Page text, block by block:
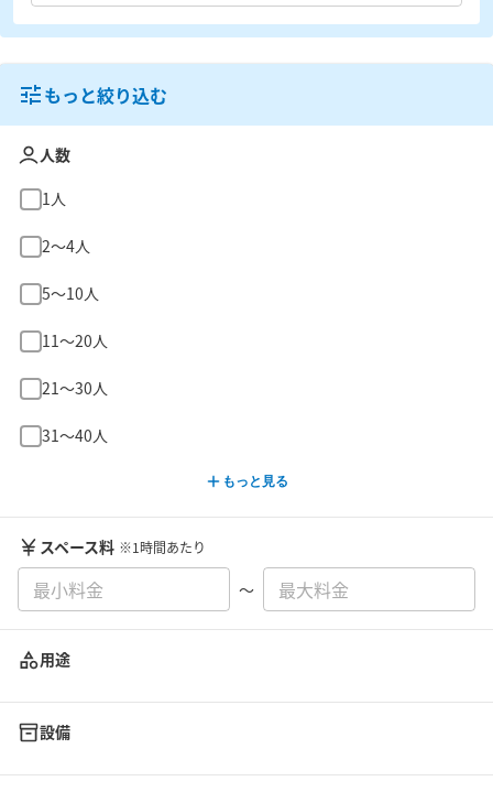
もっと絞り込む
人数
1人
2〜4人
5〜10人
11〜20人
21〜30人
31〜40人
もっと見る
スペース料 ※1時間あたり
〜
用途
設備